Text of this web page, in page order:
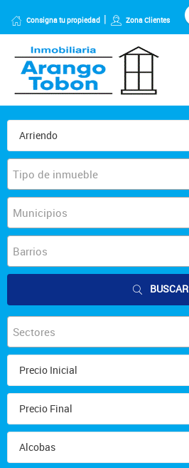
Consigna tu propiedad Zona Clientes
Tipo de inmueble
Municipios
Barrios
BUSCAR
Sectores